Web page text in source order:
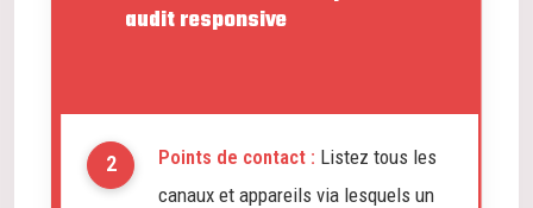
audit responsive
Points de contact : Listez tous les
canaux et appareils via lesquels un